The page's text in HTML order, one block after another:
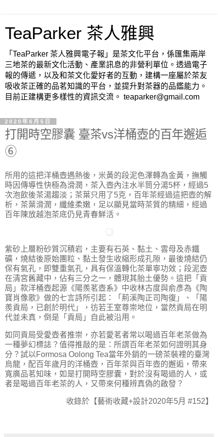
TeaParker 茶人雅興
「TeaParker 茶人雅興電子報」是茶文化平台，係匯集兩岸
三地茶的最新文化活動、產業訊息的非營利單位。透過電子
報的傳遞，以及和茶文化愛好者的互動，建構一座屬於茶友
吸收茶正確的品茗知識的平台，並提升對茶器的品鑑能力。
目前正建構更多樣性的資訊交流。 teaparker@gmail.com
2020年6月5日
打開時空膠囊 臺茶vs洋桶壺的百年邂逅
⑥
所用的這把洋桶壺遇熱後，米黃的段泥色澤轉為金黃，撫觸
時因傳導性快極為滑潤，茶入壺內注水半筒分湯5杯，經過5
次泡飲後茶湯趨淡；茶葉只用了5克，百年茶經過這把壺的解
析，茶葉滑潤，纖維柔嫩，足以顯見當時茶質的精細，經過
百年陳放越泡茶底仍見青春鮮活。
紫砂上層粉砂質沉積岩，主要有石英、黏土、雲母及赤鐵
礦，燒結後原始團粒、黏土發生收縮形成孔隙，最後燒結仍
保有氣孔，即雙重氣孔，具有保溫轉化茶單寧功效；段泥壺
在清宮舊藏中，佔有三分之一，體現其胎土優勢。這把「貢
局」款洋桶壺起源《陽羨茗壺系》中收林古度與俞彥為《陶
寶肖像歌》做的七言詩所引起：「荊溪陶正司陶復」、「陽
羨貢局，已創於明代」，彷若王室尊崇地位，當然貢局在明
代並未真，倒是「貢局」自此被沿用。
如同貢局受愛壺者推崇，亦若愛茗者常以喝過百年老茶做為
一種夢幻標誌？值得推敲的是：所謂百年老茶如何證明其身
分？試以Formosa Oolong Tea當年外銷的一磅茶裝裡的臺灣
烏龍，配百年歲月的洋桶壺，百年茶與百年壺的邂逅，帶來
寬廣品茗知味，如是打開時空膠囊，對於沒有喝過的人，或
者是喝過百年老茶的人，又帶來何種辨真偽的啟發？
收錄於【藝術收藏+設計2020年5月 #152】